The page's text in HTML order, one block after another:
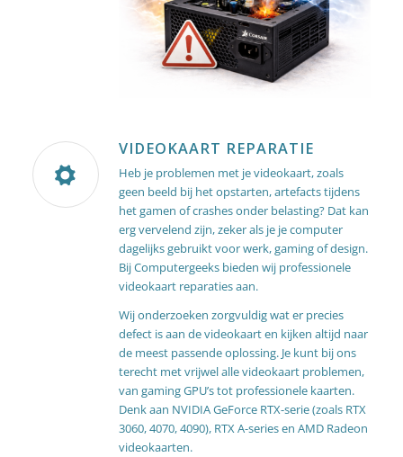
VIDEOKAART REPARATIE
Heb je problemen met je videokaart, zoals
geen beeld bij het opstarten, artefacts tijdens
het gamen of crashes onder belasting? Dat kan
erg vervelend zijn, zeker als je je computer
dagelijks gebruikt voor werk, gaming of design.
Bij Computergeeks bieden wij professionele
videokaart reparaties aan.
Wij onderzoeken zorgvuldig wat er precies
defect is aan de videokaart en kijken altijd naar
de meest passende oplossing. Je kunt bij ons
terecht met vrijwel alle videokaart problemen,
van gaming GPU’s tot professionele kaarten.
Denk aan NVIDIA GeForce RTX-serie (zoals RTX
3060, 4070, 4090), RTX A-series en AMD Radeon
videokaarten.